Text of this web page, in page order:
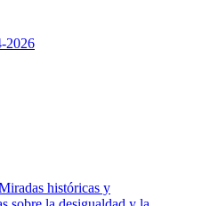
2026
históricas y